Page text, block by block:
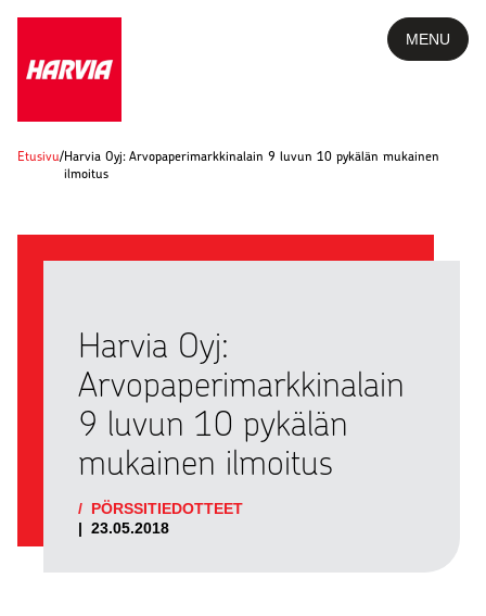
MENU
Etusivu/Harvia Oyj: Arvopaperimarkkinalain 9 luvun 10 pykälän mukainen
ilmoitus
Harvia Oyj:
Arvopaperimarkkinalain
9 luvun 10 pykälän
mukainen ilmoitus
/ PÖRSSITIEDOTTEET
| 23.05.2018